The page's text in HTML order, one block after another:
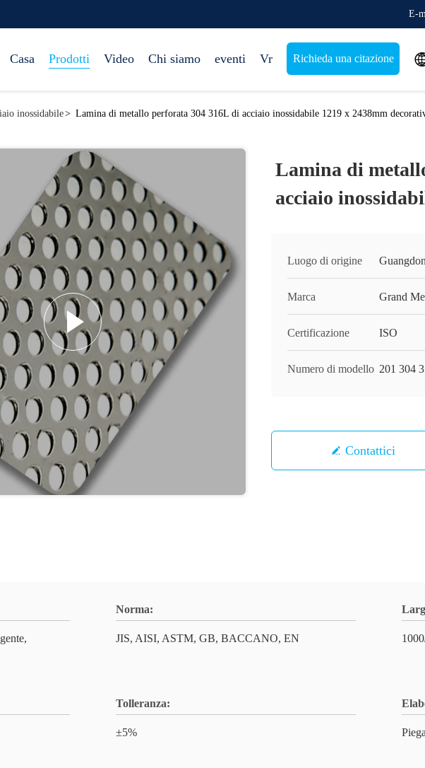
E-
Casa Prodotti Video Chi siamo eventi Vr Richieda una citazione
inossidabile> Lamina di metallo perforata 304 316L di acciaio inossidabile 1219 x 2438mm
Lamina di
acciaio
Luogo di origine
Marca Grand
Certificazione ISO
Numero di modello 201 304
Contattici
Norma:
JIS, AISI, ASTM, GB, BACCANO, EN
Tolleranza:
±5%